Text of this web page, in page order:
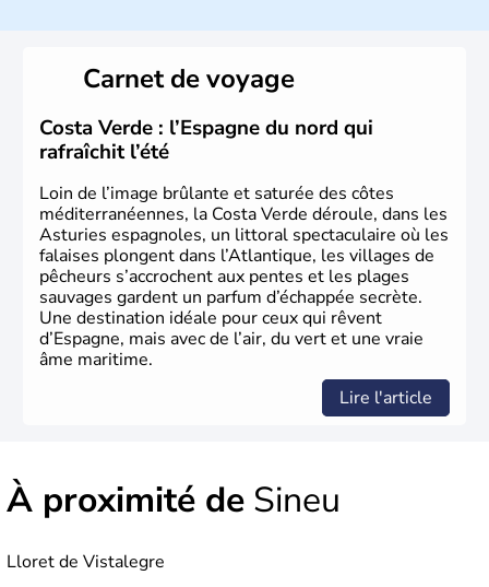
Majorqueen est la capitale.
Carnet de voyage
Costa Verde : l’Espagne du nord qui
rafraîchit l’été
Loin de l’image brûlante et saturée des côtes
méditerranéennes, la Costa Verde déroule, dans les
Asturies espagnoles, un littoral spectaculaire où les
falaises plongent dans l’Atlantique, les villages de
pêcheurs s’accrochent aux pentes et les plages
sauvages gardent un parfum d’échappée secrète.
Une destination idéale pour ceux qui rêvent
d’Espagne, mais avec de l’air, du vert et une vraie
âme maritime.
Lire l'article
À proximité de Sineu
Lloret de Vistalegre